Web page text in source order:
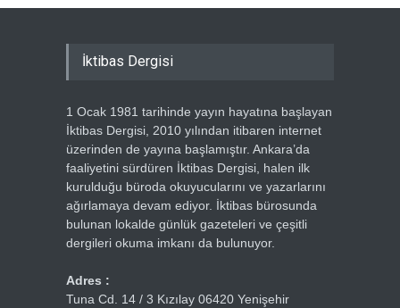
İktibas Dergisi
1 Ocak 1981 tarihinde yayın hayatına başlayan
İktibas Dergisi, 2010 yılından itibaren internet
üzerinden de yayına başlamıştır. Ankara’da
faaliyetini sürdüren İktibas Dergisi, halen ilk
kurulduğu büroda okuyucularını ve yazarlarını
ağırlamaya devam ediyor. İktibas bürosunda
bulunan lokalde günlük gazeteleri ve çeşitli
dergileri okuma imkanı da bulunuyor.
Adres :
Tuna Cd. 14 / 3 Kızılay 06420 Yenişehir